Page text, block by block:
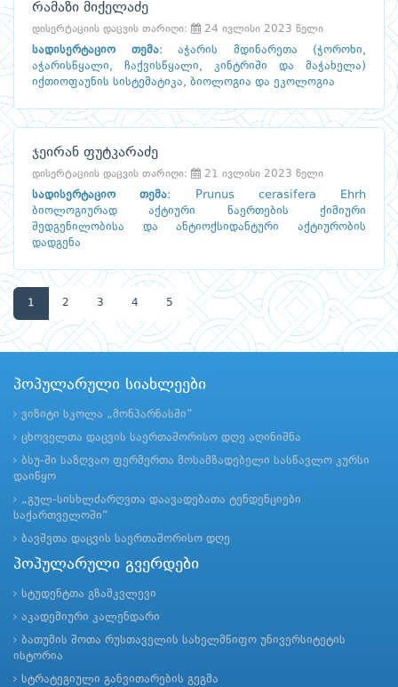
რამაზი მიქელაძე
დისერტაციის დაცვის თარიღი: 24 ივლისი 2023 წელი
სადისერტაციო თემა: აჭარის მდინარეთა (ჭოროხი,
აჭარისწყალი, ჩაქვისწყალი, კინტრიში და მაჭახელა)
იქთიოფაუნის სისტემატიკა, ბიოლოგია და ეკოლოგია
ჯეირან ფუტკარაძე
დისერტაციის დაცვის თარიღი: 21 ივლისი 2023 წელი
სადისერტაციო თემა:
Prunus cerasifera Ehrh
ბიოლოგიურად აქტიური ნაერთების ქიმიური
შედგენილობისა და ანტიოქსიდანტური აქტიურობის
დადგენა
1 2 3 4 5
პოპულარული სიახლეები
ვიზიტი სკოლა „მონპარნასში“
ცხოველთა დაცვის საერთაშორისო დღე აღინიშნა
ბსუ-ში საზღვაო ფერმერთა მოსამზადებელი სასწავლო კურსი
დაიწყო
„გულ-სისხლძარღვთა დაავადებათა ტენდენციები
საქართველოში“
ბავშვთა დაცვის საერთაშორისო დღე
პოპულარული გვერდები
სტუდენტთა გზამკვლევი
აკადემიური კალენდარი
ბათუმის შოთა რუსთაველის სახელმწიფო უნივერსიტეტის
ისტორია
სტრატეგიული განვითარების გეგმა